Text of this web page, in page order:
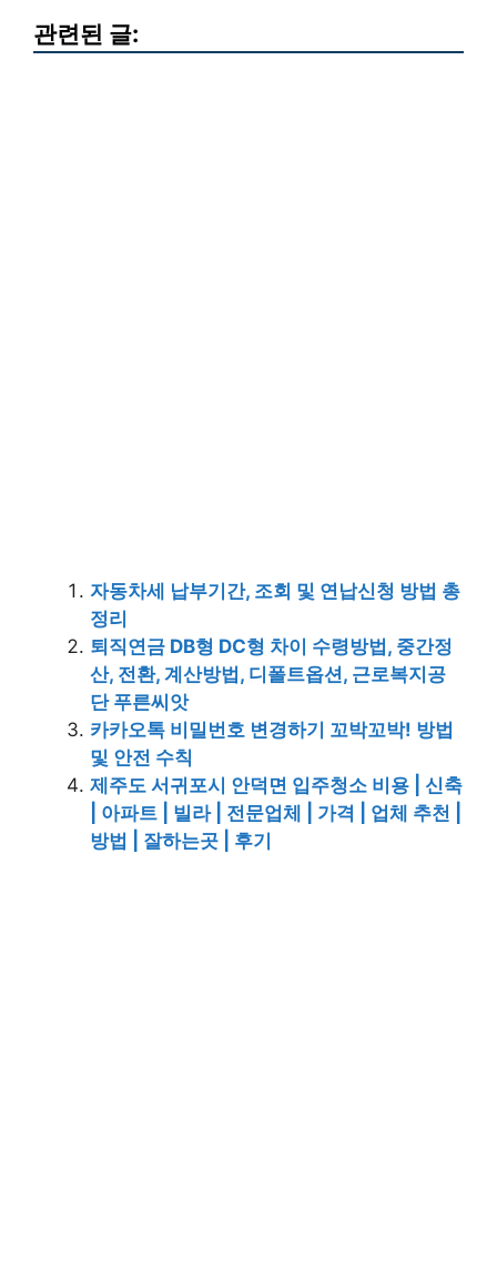
관련된 글:
자동차세 납부기간, 조회 및 연납신청 방법 총
정리
퇴직연금 DB형 DC형 차이 수령방법, 중간정
산, 전환, 계산방법, 디폴트옵션, 근로복지공
단 푸른씨앗
카카오톡 비밀번호 변경하기 꼬박꼬박! 방법
및 안전 수칙
제주도 서귀포시 안덕면 입주청소 비용 | 신축
| 아파트 | 빌라 | 전문업체 | 가격 | 업체 추천 |
방법 | 잘하는곳 | 후기